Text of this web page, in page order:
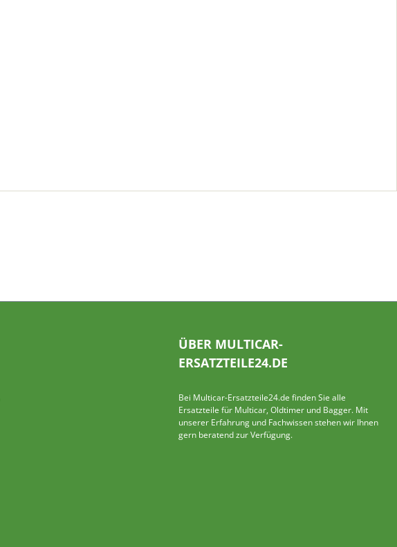
ÜBER MULTICAR-
ERSATZTEILE24.DE
Bei Multicar-Ersatzteile24.de finden Sie alle
Ersatzteile für Multicar, Oldtimer und Bagger. Mit
unserer Erfahrung und Fachwissen stehen wir Ihnen
gern beratend zur Verfügung.